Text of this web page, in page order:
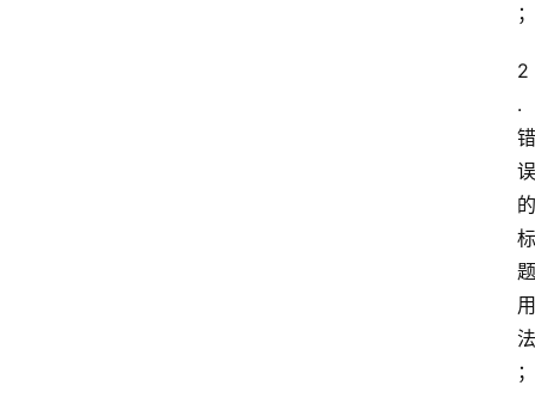
；
2
.
错
误
的
标
题
用
法
；